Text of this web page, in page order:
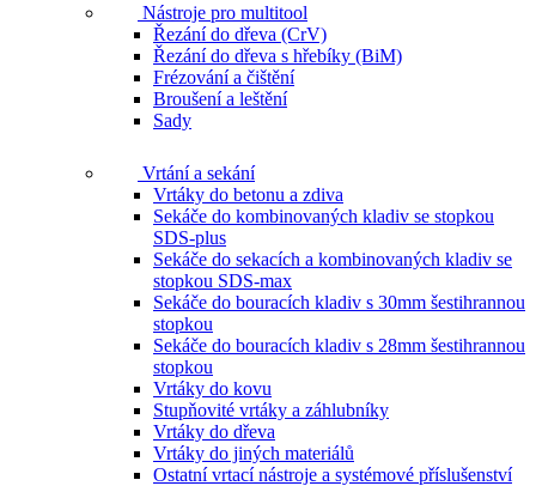
Nástroje pro multitool
Řezání do dřeva (CrV)
Řezání do dřeva s hřebíky (BiM)
Frézování a čištění
Broušení a leštění
Sady
Vrtání a sekání
Vrtáky do betonu a zdiva
Sekáče do kombinovaných kladiv se stopkou
SDS-plus
Sekáče do sekacích a kombinovaných kladiv se
stopkou SDS-max
Sekáče do bouracích kladiv s 30mm šestihrannou
stopkou
Sekáče do bouracích kladiv s 28mm šestihrannou
stopkou
Vrtáky do kovu
Stupňovité vrtáky a záhlubníky
Vrtáky do dřeva
Vrtáky do jiných materiálů
Ostatní vrtací nástroje a systémové příslušenství